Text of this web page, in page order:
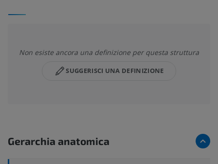
Non esiste ancora una definizione per questa struttura
SUGGERISCI UNA DEFINIZIONE
Gerarchia anatomica